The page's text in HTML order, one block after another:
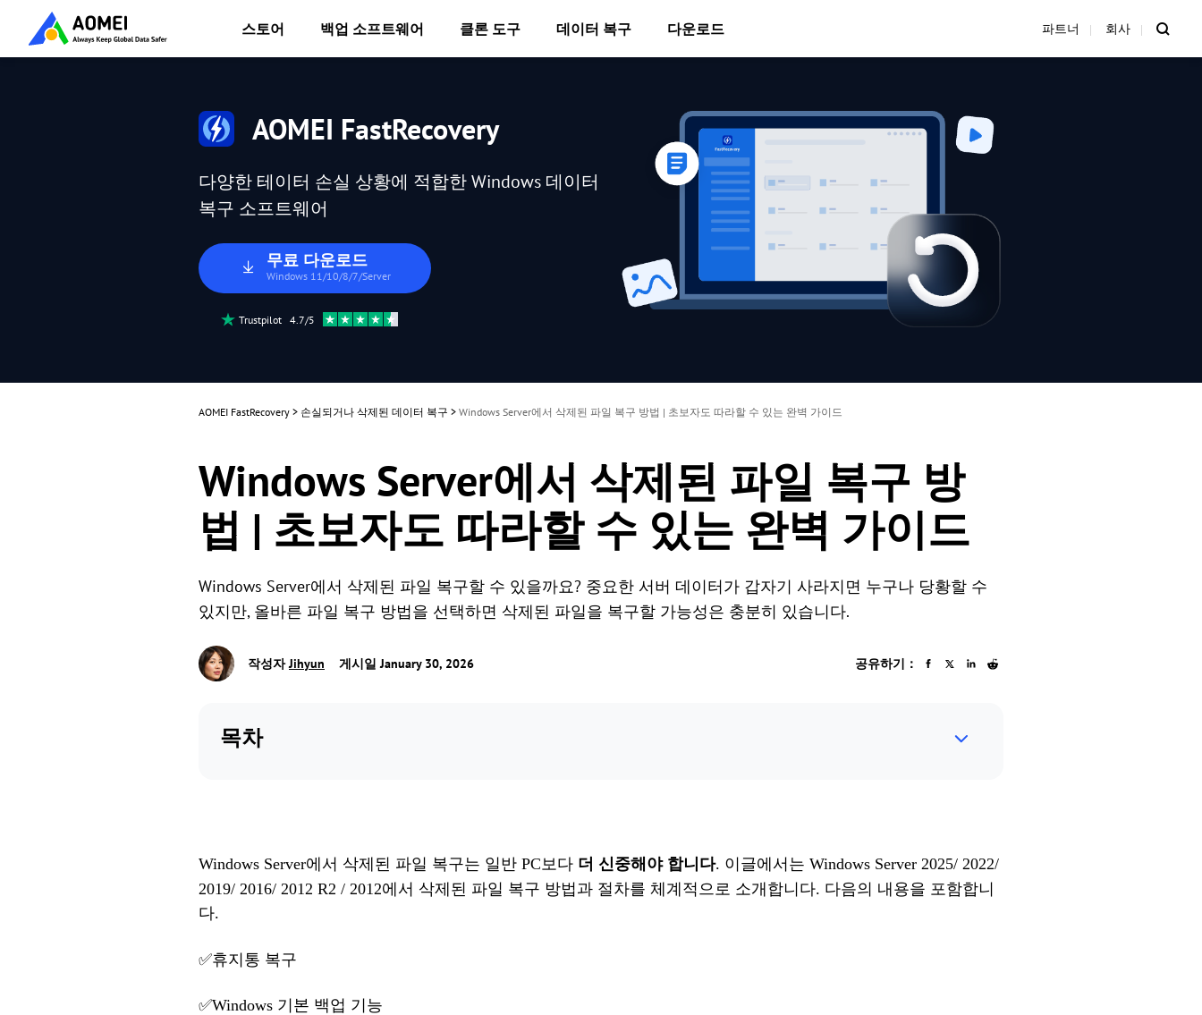
스토어 백업 소프트웨어 클론 도구 데이터 복구 다운로드 파트너 회사
AOMEI FastRecovery
다양한 테이터 손실 상황에 적합한 Windows 데이터
복구 소프트웨어
무료 다운로드
Windows 11/10/8/7/Server
Trustpilot 4.7/5
AOMEI FastRecovery > 손실되거나 삭제된 데이터 복구 > Windows Server에서 삭제된 파일 복구 방법 | 초보자도 따라할 수 있는 완벽 가이드
Windows Server에서 삭제된 파일 복구 방
법 | 초보자도 따라할 수 있는 완벽 가이드
Windows Server에서 삭제된 파일 복구할 수 있을까요? 중요한 서버 데이터가 갑자기 사라지면 누구나 당황할 수
있지만, 올바른 파일 복구 방법을 선택하면 삭제된 파일을 복구할 가능성은 충분히 있습니다.
작성자Jihyun 게시일 January 30, 2026 공유하기：
목차
Windows Server에서 삭제된 파일 복구는 일반 PC보다 더 신중해야 합니다. 이 글에서는 Windows Server 2025/ 2022/
2019/ 2016/ 2012 R2 / 2012에서 삭제된 파일 복구 방법과 절차를 체계적으로 소개합니다. 다음의 내용을 포함합니
다.
✅휴지통 복구
✅Windows 기본 백업 기능